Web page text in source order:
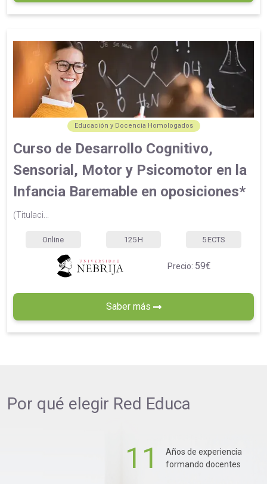
Educación y Docencia Homologados
Curso de Desarrollo Cognitivo,
Sensorial, Motor y Psicomotor en la
Infancia Baremable en oposiciones*
(Titulaci...
Online 125 H 5 ECTS
Precio: 59€
Saber más
Por qué elegir Red Educa
11
Años de experiencia
formando docentes